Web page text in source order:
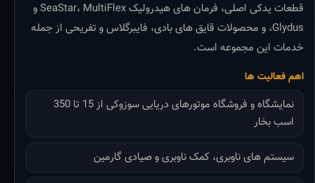
قطعات یدکی اصلی، فرمان های هیدرولیک SeaStar، MultiFlex و
Glydus، و محصولات قایق های بادی، فایبرگلاس و تفریحی از جمله
خدمات این مجموعه است.
اهم فعالیت ها
نمایشگاه و فروشگاه موتورهای دریایی سوزوکی از 15 تا 350
اسب بخار
سیستم های ناوبری، کمک ناوبری و صیادی گارمین